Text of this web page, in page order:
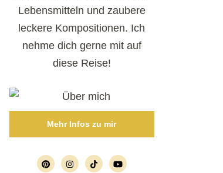
Lebensmitteln und zaubere
leckere Kompositionen. Ich
nehme dich gerne mit auf
diese Reise!
Mehr Infos zu mir